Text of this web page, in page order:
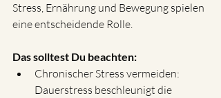
Stress, Ernährung und Bewegung spielen
eine entscheidende Rolle.
Das solltest Du beachten:
Chronischer Stress vermeiden:
Dauerstress beschleunigt die